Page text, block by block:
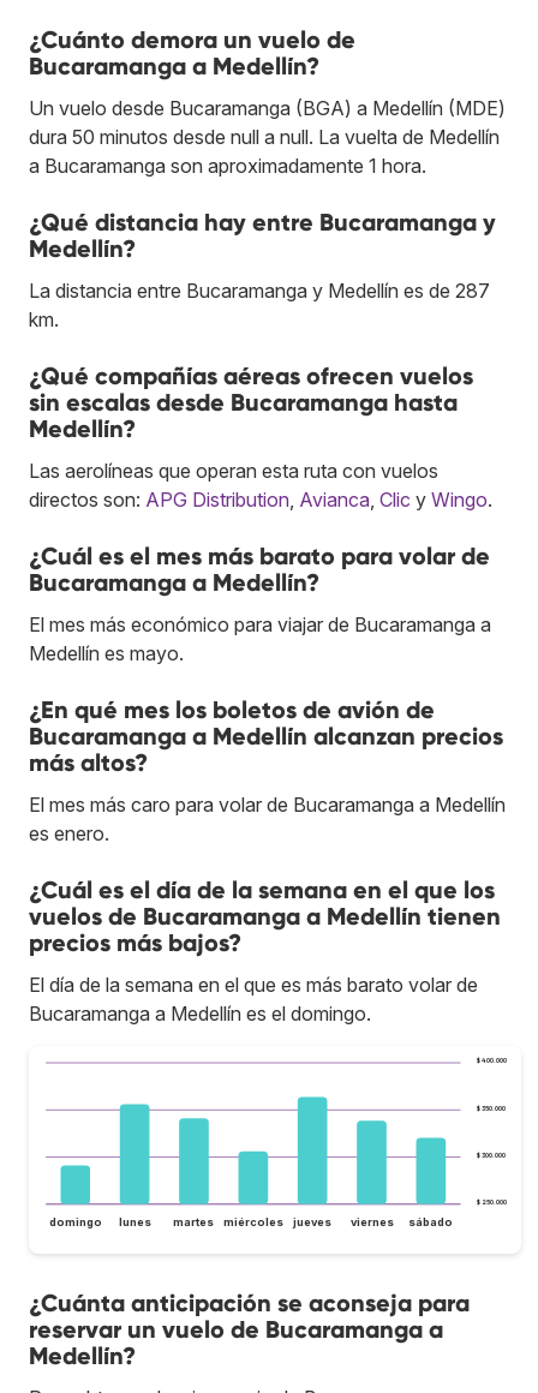
¿Cuánto demora un vuelo de
Bucaramanga a Medellín?
Un vuelo desde Bucaramanga (BGA) a Medellín (MDE)
dura 50 minutos desde null a null. La vuelta de Medellín
a Bucaramanga son aproximadamente 1 hora.
¿Qué distancia hay entre Bucaramanga y
Medellín?
La distancia entre Bucaramanga y Medellín es de 287
km.
¿Qué compañías aéreas ofrecen vuelos
sin escalas desde Bucaramanga hasta
Medellín?
Las aerolíneas que operan esta ruta con vuelos
directos son: APG Distribution Avianca Clic y Wingo.
¿Cuál es el mes más barato para volar de
Bucaramanga a Medellín?
El mes más económico para viajar de Bucaramanga a
Medellín es mayo.
¿En qué mes los boletos de avión de
Bucaramanga a Medellín alcanzan precios
más altos?
El mes más caro para volar de Bucaramanga a Medellín
es enero.
¿Cuál es el día de la semana en el que los
vuelos de Bucaramanga a Medellín tienen
precios más bajos?
El día de la semana en el que es más barato volar de
Bucaramanga a Medellín es el domingo.
$ 250.000
$ 300.000
$ 350.000
$ 400.000
domingo lunes martes miércoles jueves viernes sábado
¿Cuánta anticipación se aconseja para
reservar un vuelo de Bucaramanga a
Medellín?